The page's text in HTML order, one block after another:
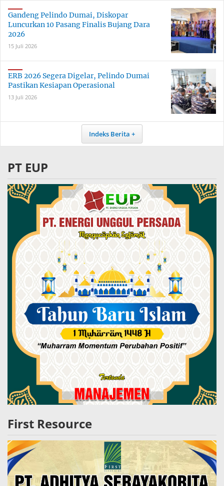
Gandeng Pelindo Dumai, Diskopar
Luncurkan 10 Pasang Finalis Bujang Dara
2026
15 Juli 2026
ERB 2026 Segera Digelar, Pelindo Dumai
Pastikan Kesiapan Operasional
13 Juli 2026
Indeks Berita
PT EUP
First Resource